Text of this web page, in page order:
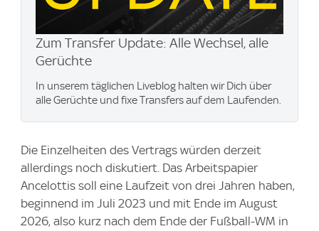
Zum Transfer Update: Alle Wechsel, alle
Gerüchte
In unserem täglichen Liveblog halten wir Dich über
alle Gerüchte und fixe Transfers auf dem Laufenden.
Die Einzelheiten des Vertrags würden derzeit
allerdings noch diskutiert. Das Arbeitspapier
Ancelottis soll eine Laufzeit von drei Jahren haben,
beginnend im Juli 2023 und mit Ende im August
2026, also kurz nach dem Ende der Fußball-WM in